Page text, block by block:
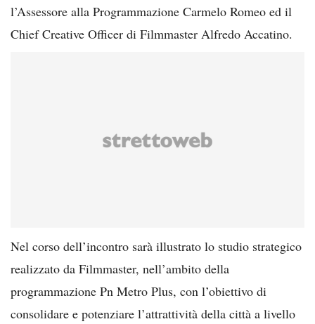
l’Assessore alla Programmazione Carmelo Romeo ed il
Chief Creative Officer di Filmmaster Alfredo Accatino.
Nel corso dell’incontro sarà illustrato lo studio strategico
realizzato da Filmmaster, nell’ambito della
programmazione Pn Metro Plus, con l’obiettivo di
consolidare e potenziare l’attrattività della città a livello